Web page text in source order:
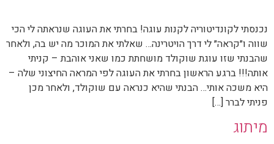
נכנסתי לקונדיטוריה לקנות עוגה! בחרתי את העוגה שנראתה לי הכי
שווה ו״קראה״ לי דרך הויטרינה… שאלתי את המוכר מה יש בה, ולאחר
שהבנתי שזו עוגת שוקולד מושחתת כמו שאני אוהבת – קניתי
אותה!!! ברגע הראשון בחרתי את העוגה לפי המראה החיצוני שלה –
היא משכה אותי… הבנתי שהיא כנראה עם שוקולד, ולאחר מכן
פניתי לברר […]
מיתוג